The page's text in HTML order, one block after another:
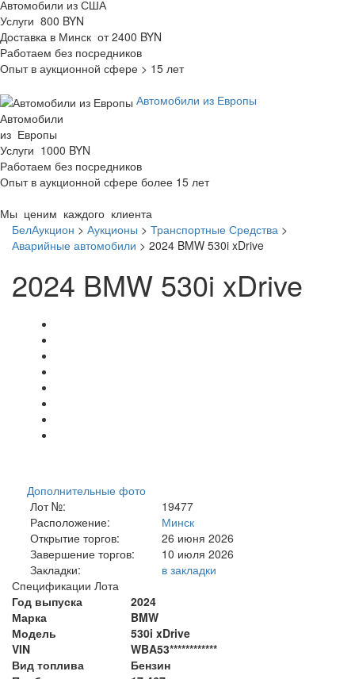
Автомобили из США
Услуги 800 BYN
Доставка в Минск от 2400 BYN
Работаем без посредников
Опыт в аукционной сфере > 15 лет
Автомобили из Европы
Автомобили
из Европы
Услуги 1000 BYN
Работаем без посредников
Опыт в аукционной сфере более 15 лет
Мы ценим каждого клиента
БелАукцион > Аукционы > Транспортные Средства >
Аварийные автомобили > 2024 BMW 530i xDrive
2024 BMW 530i xDrive
Дополнительные фото
Лот №:
19477
Расположение:
Минск
Открытие торгов:
26 июня 2026
Завершение торгов:
10 июля 2026
Закладки:
в закладки
Спецификации Лота
Год выпуска
2024
Марка
BMW
Модель
530i xDrive
VIN
WBA53************
Вид топлива
Бензин